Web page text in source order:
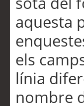
aquesta
els
línia
nombre